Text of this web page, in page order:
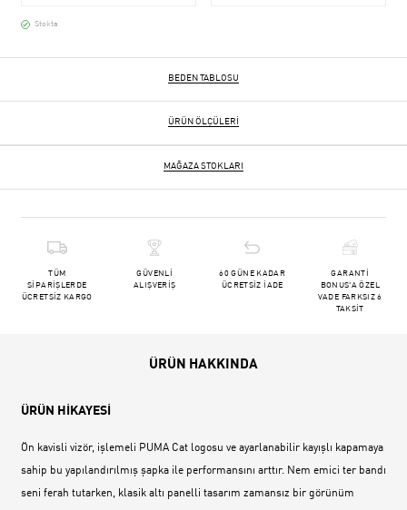
Stokta
BEDEN TABLOSU
ÜRÜN ÖLÇÜLERI
MAĞAZA STOKLARI
TÜM
SİPARİŞLERDE
ÜCRETSİZ KARGO
GÜVENLİ
ALIŞVERİŞ
60 GÜNE KADAR
ÜCRETSİZ İADE
GARANTİ
BONUS'A ÖZEL
VADE FARKSIZ 6
TAKSİT
ÜRÜN HAKKINDA
ÜRÜN HİKAYESİ
Ön kavisli vizör, işlemeli PUMA Cat logosu ve ayarlanabilir kayışlı kapamaya
sahip bu yapılandırılmış şapka ile performansını arttır. Nem emici ter bandı
seni ferah tutarken, klasik altı panelli tasarım zamansız bir görünüm